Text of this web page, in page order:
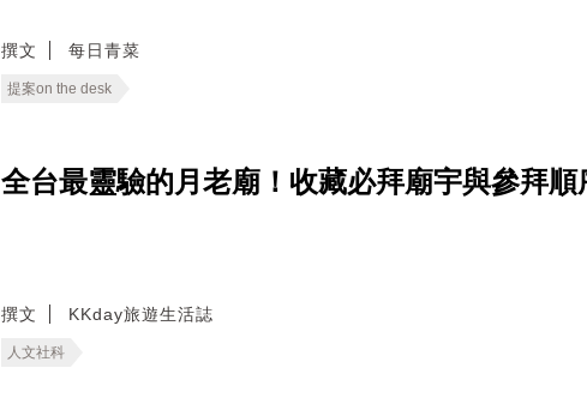
撰文 每日青菜
提案on the desk
全台最靈驗的月老廟！收藏必拜廟宇與參拜
撰文 KKday旅遊生活誌
人文社科